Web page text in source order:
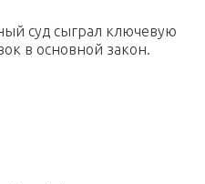
суд сыграл ключевую
в основной закон.